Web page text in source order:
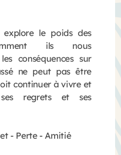
le poids des
ils nous
conséquences sur
ne peut pas être
continuer à vivre et
regrets et ses
- Perte - Amitié